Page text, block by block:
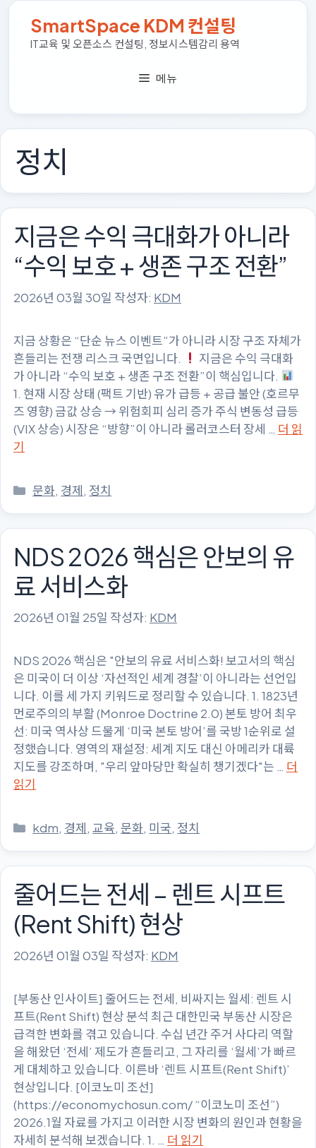
컨
기
SmartSpace KDM 컨설팅
IT교육 및 오픈소스 컨설팅, 정보시스템감리 용역
메뉴
정치
지금은 수익 극대화가 아니라
“수익 보호 + 생존 구조 전환”
2026년 03월 30일 작성자: KDM
지금 상황은 “단순 뉴스 이벤트”가 아니라 시장 구조 자체가
흔들리는 전쟁 리스크 국면입니다.
지금은 수익 극대화
가 아니라 “수익 보호 + 생존 구조 전환”이 핵심입니다.
1. 현재 시장 상태 (팩트 기반) 유가 급등 + 공급 불안 (호르무
즈 영향) 금값 상승 → 위험회피 심리 증가 주식 변동성 급등
(VIX 상승) 시장은 “방향”이 아니라 롤러코스터 장세 … 더 읽
기
카
문화, 경제, 정치
NDS 2026 핵심은 안보의 유
료 서비스화
2026년 01월 25일 작성자: KDM
NDS 2026 핵심은 "안보의 유료 서비스화! 보고서의 핵심
은 미국이 더 이상 ‘자선적인 세계 경찰’이 아니라는 선언입
니다. 이를 세 가지 키워드로 정리할 수 있습니다. 1. 1823년
먼로주의의 부활 (Monroe Doctrine 2.0) 본토 방어 최우
선: 미국 역사상 드물게 ‘미국 본토 방어’를 국방 1순위로 설
정했습니다. 영역의 재설정: 세계 지도 대신 아메리카 대륙
지도를 강조하며, "우리 앞마당만 확실히 챙기겠다"는 … 더
읽기
카
kdm, 경제,교육,문화, 미국, 정치
줄어드는 전세 – 렌트 시프트
(Rent Shift) 현상
2026년 01월 03일 작성자: KDM
[부동산 인사이트] 줄어드는 전세, 비싸지는 월세: 렌트 시
프트(Rent Shift) 현상 분석 최근 대한민국 부동산 시장은
급격한 변화를 겪고 있습니다. 수십 년간 주거 사다리 역할
을 해왔던 ‘전세’ 제도가 흔들리고, 그 자리를 ‘월세’가 빠르
게 대체하고 있습니다. 이른바 ‘렌트 시프트(Rent Shift)’
현상입니다. [이코노미 조선]
(https://economychosun.com/ “이코노미 조선”)
2026.1월 자료를 가지고 이러한 시장 변화의 원인과 현황을
자세히 분석해 보겠습니다. 1. … 더 읽기